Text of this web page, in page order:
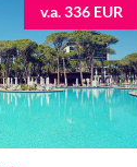
v.a. 336 EUR